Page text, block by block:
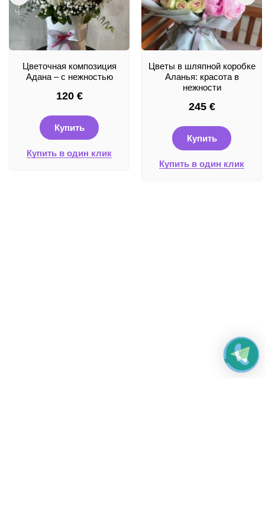
Цветочная композиция
Адана – с нежностью
120 €
Купить
Купить в один клик
Цветы в шляпной коробке
Аланья: красота в
нежности
245 €
Купить
Купить в один клик